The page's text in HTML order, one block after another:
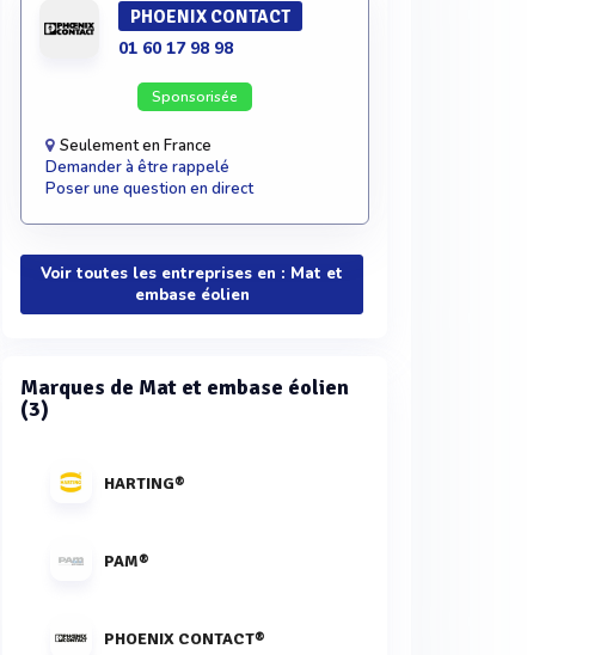
PHOENIX CONTACT
01 60 17 98 98
Sponsorisée
Seulement en France
Demander à être rappelé
Poser une question en direct
Voir toutes les entreprises en : Mat et
embase éolien
Marques de Mat et embase éolien
(3)
HARTING®
PAM®
PHOENIX CONTACT®